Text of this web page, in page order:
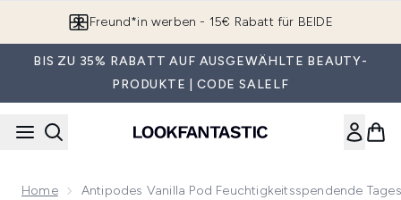
Freund*in werben - 15€ Rabatt für BEIDE
BIS ZU 35% RABATT AUF AUSGEWÄHLTE BEAUTY-
PRODUKTE | CODE SALELF
Home Antipodes Vanilla Pod Feuchtigkeitsspendende